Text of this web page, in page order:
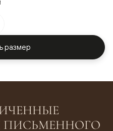
размер